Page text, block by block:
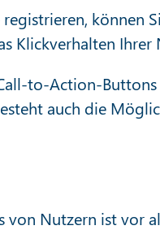
können
Klickverhalten
to-Action-
auch die
von Nutzern ist vor